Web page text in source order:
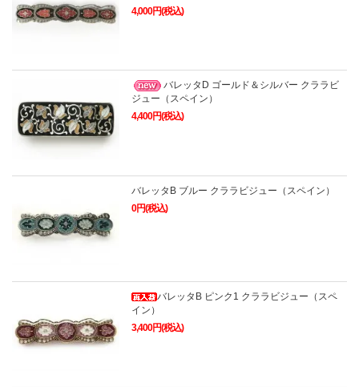
4,000円(税込)
バレッタD ゴールド＆シルバー クララビ
ジュー（スペイン）
4,400円(税込)
バレッタB ブルー クララビジュー（スペイン）
0円(税込)
バレッタB ピンク1 クララビジュー（スペ
イン）
3,400円(税込)